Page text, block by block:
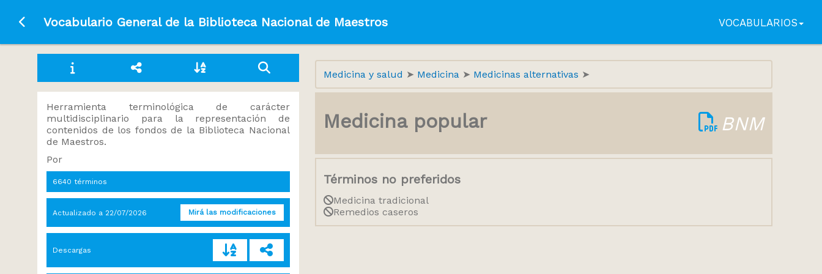
Ir a la página principal
Vocabulario General de la Biblioteca Nacional de Maestros VOCABULARIOS
Herramienta terminológica de carácter
multidisciplinario para la representación de
contenidos de los fondos de la Biblioteca Nacional
de Maestros.
Por
6640 términos
Actualizado a 22/07/2026 Mirá las modificaciones
Descargas
Medicina y salud Medicina Medicinas alternativas
Medicina popular BNM
Términos no preferidos
Medicina tradicional
Remedios caseros